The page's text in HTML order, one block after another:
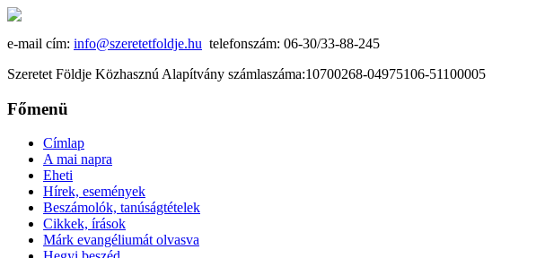
e-mail cím: info@szeretetfoldje.hu telefonszám: 06-30/33-88-245
Szeretet Földje Közhasznú Alapítvány számlaszáma:10700268-04975106-51100005
Főmenü
Címlap
A mai napra
Eheti
Hírek, események
Beszámolók, tanúságtételek
Cikkek, írások
Márk evangéliumát olvasva